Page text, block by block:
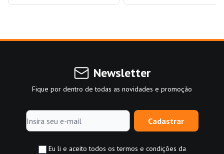
Newsletter
Fique por dentro de todas as novidades e promoção
Cadastrar
Eu li e aceito todos os termos e condições da